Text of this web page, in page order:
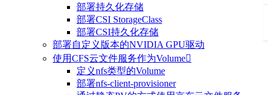
部署持久化存储
部署CSI StorageClass
部署CSI持久化存储
部署自定义版本的NVIDIA GPU驱动
使用CFS云文件服务作为Volume
定义nfs类型的Volume
部署nfs-client-provisioner